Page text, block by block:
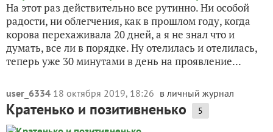
На этот раз действительно все рутинно. Ни особой
радости, ни облегчения, как в прошлом году, когда
корова перехаживала 20 дней, а я не знал что и
думать, все ли в порядке. Ну отелилась и отелилась,
теперь уже 30 минутами в день на проявление...
user_6334 18 октября 2019, 18:26 в личный журнал
Кратенько и позитивненько 5